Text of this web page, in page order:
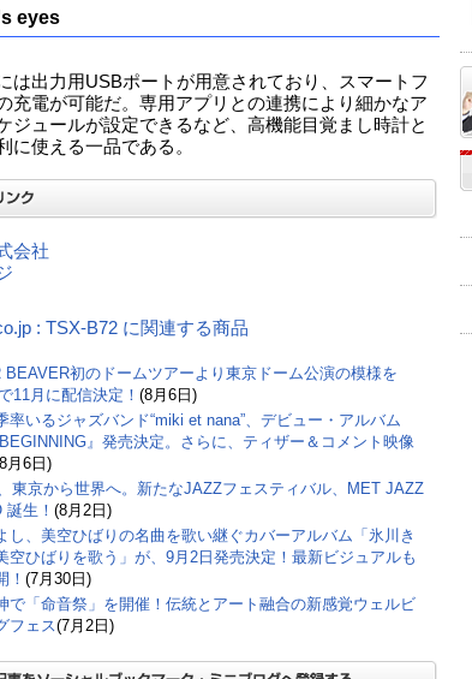
eyes
は出力用USBポートが用意されており、スマートフ
充電が可能だ。専用アプリとの連携により細かなア
ジュールが設定できるなど、高機能目覚まし時計と
に使える一品である。
会社
: TSX-B72 に関連する商品
BEAVER初のドームツアーより東京ドーム公演の模様を
11月に配信決定！ (8月6日)
率いるジャズバンド“miki et nana”、デビュー・アルバム
BEGINNING』発売決定。さらに、ティザー＆コメント映像
月6日)
東京から世界へ。新たなJAZZフェスティバル、MET JAZZ
生！ (8月2日)
し、美空ひばりの名曲を歌い継ぐカバーアルバム「氷川き
ひばりを歌う」が、9月2日発売決定！最新ビジュアルも
！ (7月30日)
で「命音祭」を開催！伝統とアート融合の新感覚ウェルビ
フェス(7月2日)